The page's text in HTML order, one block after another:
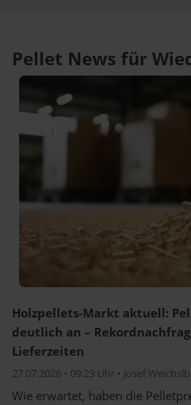
Pellet News für
Holzpellets-Markt aktuell:
deutlich an –
Lieferzeiten
27.07.2026 • 09:23 Uhr • Josef
Wie erwartet, haben die